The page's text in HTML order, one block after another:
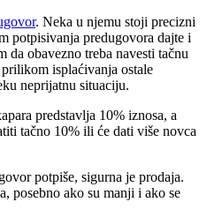
. Neka u njemu stoji precizni
potpisivanja predugovora dajte i
da obavezno treba navesti tačnu
isplaćivanja ostale
neprijatnu situaciju.
predstavlja 10% iznosa, a
tačno 10% ili će dati više novca
potpiše, sigurna je prodaja.
posebno ako su manji i ako se